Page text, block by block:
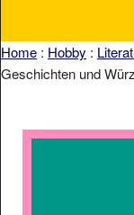
Home : Hobby :
Geschichten und